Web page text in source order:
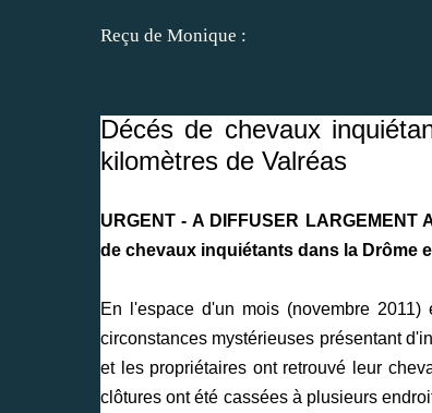
Reçu de Monique :
Décés de chevaux
kilomètres de Valréas
URGENT - A DIFFUSER LARGEMENT
de chevaux inquiétants dans la Drôme
En l'espace d'un mois (novembre
circonstances mystérieuses présentant
et les propriétaires ont retrouvé leur
clôtures ont été cassées à plusieurs